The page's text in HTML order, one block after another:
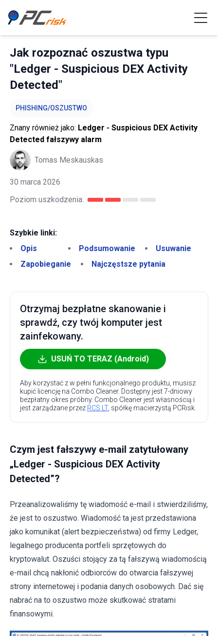
Jak rozpoznać oszustwa typu
"Ledger - Suspicious DEX Activity
Detected"
PHISHING/OSZUSTWO
Znany również jako: Ledger - Suspicious DEX Activity
Detected fałszywy alarm
Tomas Meskauskas
30 marca 2026
Poziom uszkodzenia:
Szybkie linki:
Opis
Podsumowanie
Usuwanie
Zapobieganie
Najczęstsze pytania
Otrzymaj bezpłatne skanowanie i
sprawdź, czy twój komputer jest
zainfekowany.
USUŃ TO TERAZ (Android)
Aby korzystać z w pełni funkcjonalnego produktu, musisz
kupić licencję na Combo Cleaner. Dostępny jest 7-dniowy
bezpłatny okres próbny. Combo Cleaner jest własnością i
jest zarządzane przez RCS LT, spółkę macierzystą PCRisk.
Czym jest fałszywy e-mail zatytułowany
„Ledger - Suspicious DEX Activity
Detected”?
Przeanalizowaliśmy tę wiadomość e-mail i stwierdziliśmy,
że jest to oszustwo. Wiadomość ta jest przedstawiona
jako komunikat (alert bezpieczeństwa) od firmy Ledger,
legalnego producenta portfeli sprzętowych do
kryptowalut. Oszuści stojący za tą fałszywą wiadomością
e-mail chcą nakłonić odbiorców do otwarcia fałszywej
strony internetowej i podania danych osobowych. Dać się
nabrać na to oszustwo może skutkować stratami
finansowymi.